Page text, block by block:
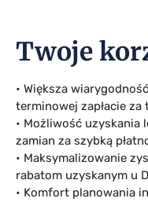
Twoje
• Większa
terminowej zapłacie za
• Możliwość uzyskania
zamian za szybką
• Maksymalizowanie
rabatom uzyskanym u
• Komfort planowania